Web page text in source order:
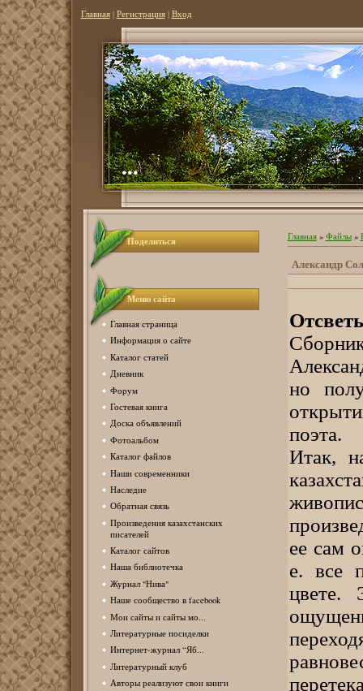
Главная| Регистрация| Вход
...
Поделиться
Меню сайта
Главная страница
Информация о сайте
Каталог статей
Дневник
Форум
Гостевая книга
Доска объявлений
Фотоальбом
Каталог файлов
Наши современники
Наследие
Обратная связь
Произведения казахстанских
писателей
Каталог сайтов
Наша библиотечка
Журнал "Нива"
Наше сообщество в facebook
Мои сайты и сайты мо...
Литературные посиделки
Интернет-журнал “Яб...
Литературный клуб
Авторы реализуют свои книги
Главная» Файлы»
Александр
но
поэта.
Итак,
ее сам
е. все
цвете.